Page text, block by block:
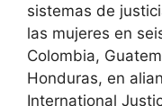
sistemas de
las mujeres en
Colombia,
Honduras, en
International